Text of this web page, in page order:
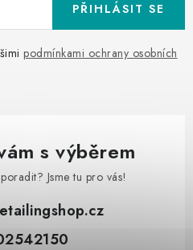
podmínkami ochrany osobních
PŘIHLÁSIT SE
s výběrem
Jsme tu pro vás!